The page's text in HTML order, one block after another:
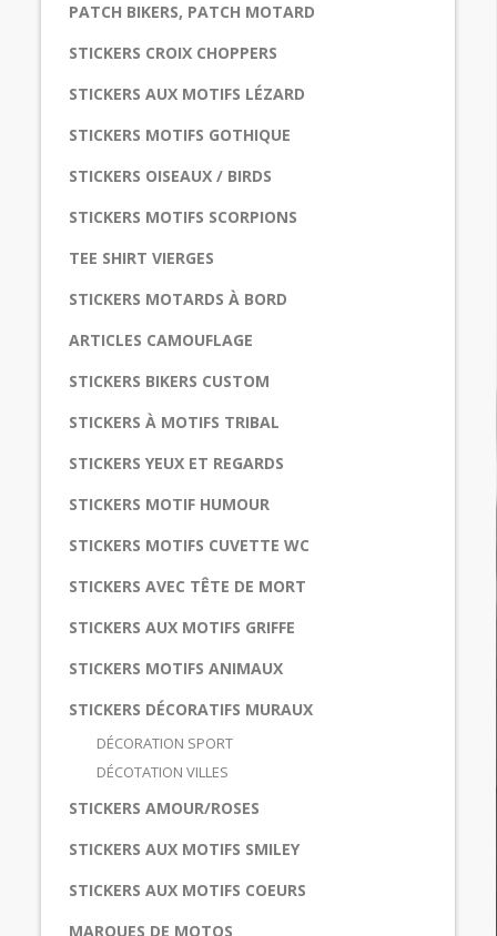
PATCH BIKERS, PATCH MOTARD
STICKERS CROIX CHOPPERS
STICKERS AUX MOTIFS LÉZARD
STICKERS MOTIFS GOTHIQUE
STICKERS OISEAUX / BIRDS
STICKERS MOTIFS SCORPIONS
TEE SHIRT VIERGES
STICKERS MOTARDS À BORD
ARTICLES CAMOUFLAGE
STICKERS BIKERS CUSTOM
STICKERS À MOTIFS TRIBAL
STICKERS YEUX ET REGARDS
STICKERS MOTIF HUMOUR
STICKERS MOTIFS CUVETTE WC
STICKERS AVEC TÊTE DE MORT
STICKERS AUX MOTIFS GRIFFE
STICKERS MOTIFS ANIMAUX
STICKERS DÉCORATIFS MURAUX
DÉCORATION SPORT
DÉCOTATION VILLES
STICKERS AMOUR/ROSES
STICKERS AUX MOTIFS SMILEY
STICKERS AUX MOTIFS COEURS
MARQUES DE MOTOS